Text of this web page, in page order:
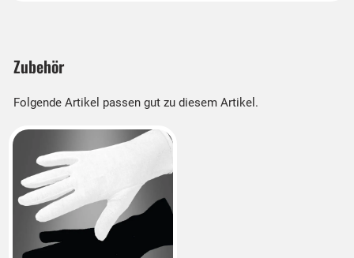
Zubehör
Folgende Artikel passen gut zu diesem Artikel.